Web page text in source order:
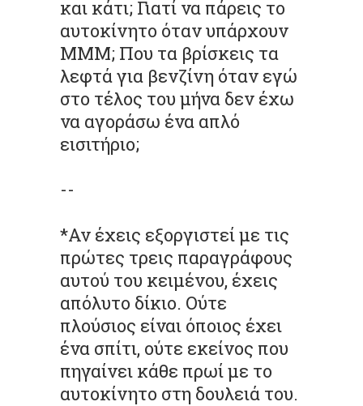
και κάτι; Γιατί να πάρεις το
αυτοκίνητο όταν υπάρχουν
ΜΜΜ; Που τα βρίσκεις τα
λεφτά για βενζίνη όταν εγώ
στο τέλος του μήνα δεν έχω
να αγοράσω ένα απλό
εισιτήριο;
--
*Αν έχεις εξοργιστεί με τις
πρώτες τρεις παραγράφους
αυτού του κειμένου, έχεις
απόλυτο δίκιο. Ούτε
πλούσιος είναι όποιος έχει
ένα σπίτι, ούτε εκείνος που
πηγαίνει κάθε πρωί με το
αυτοκίνητο στη δουλειά του.